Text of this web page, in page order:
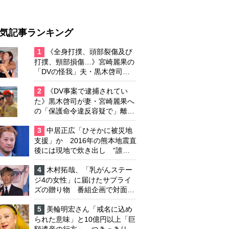
記事ランキング
1
《全身打撲、頭部裂傷及び
打撲、頸部損傷…》宮崎麗果の
「DVの怪我」夫・黒木啓司の
逮捕で始まる「夫婦の闘争」
2
《DV事案で逮捕されてい
た》黒木啓司が妻・宮崎麗果へ
の「保護命令違反容疑で」離婚
協議は「第二ステージ」へ
3
中居正広「ひそかに被災地
支援」か 2016年の熊本地震直
後には現地で炊き出し “誰に
も知られなくて良い”と、むし
ろ強まる福祉活動への思い
4
木村拓哉、「乳がんステー
ジ4の女性」に届けたサプライ
ズの贈り物 番組企画で対面し
たファンが、夢と希望を与える
心遣いに「うれしくて号泣しま
した」
5
美輪明宏さん「戒名に込め
られた意味」と10億円以上「巨